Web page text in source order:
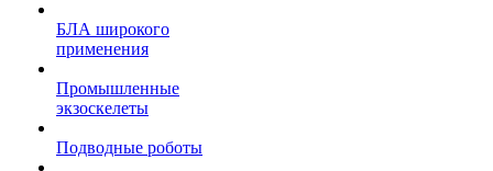
БЛА широкого
применения
Промышленные
экзоскелеты
Подводные роботы